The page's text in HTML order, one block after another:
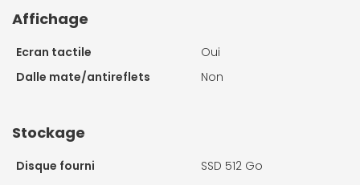
Affichage
Ecran tactile
Oui
Dalle mate/antireflets
Non
Stockage
Disque fourni SSD 512 Go